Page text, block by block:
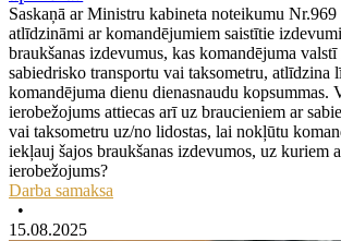
Saskaņā ar Ministru kabineta noteikumu
atlīdzināmi ar komandējumiem saistītie
braukšanas izdevumus, kas komandējuma
sabiedrisko transportu vai taksometru, atlīdzina
komandējuma dienu dienasnaudu kopsummas.
ierobežojums attiecas arī uz braucieniem ar
vai taksometru uz/no lidostas, lai nokļūtu
iekļauj šajos braukšanas izdevumos, uz kuriem
ierobežojums?
Darba samaksa
•
15.08.2025